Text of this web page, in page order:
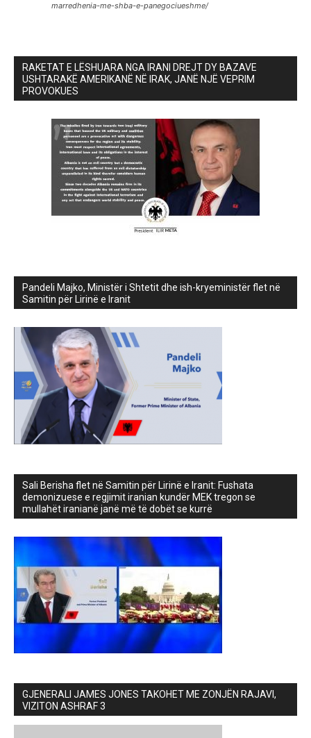
marredhenia-me-shba-e-panegociueshme/
RAKETAT E LËSHUARA NGA IRANI DREJT DY BAZAVE
USHTARAKË AMERIKANË NË IRAK, JANË NJË VEPRIM
PROVOKUES
Pandeli Majko, Ministër i Shtetit dhe ish-kryeministër flet në
Samitin për Lirinë e Iranit
Sali Berisha flet në Samitin për Lirinë e Iranit: Fushata
demonizuese e regjimit iranian kundër MEK tregon se
mullahët iranianë janë më të dobët se kurrë
GJENERALI JAMES JONES TAKOHET ME ZONJËN RAJAVI,
VIZITON ASHRAF 3